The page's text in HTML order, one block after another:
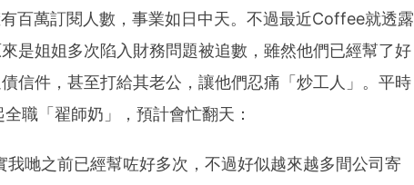
百萬訂閱人數，事業如日中天。不過最近Coffee就透露
是姐姐多次陷入財務問題被追數，雖然他們已經幫了好
信件，甚至打給其老公，讓他們忍痛「炒工人」。平時
職「翟師奶」，預計會忙翻天：
我哋之前已經幫咗好多次，不過好似越來越多間公司寄